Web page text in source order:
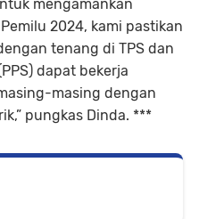
mengamankan
2024, kami pastikan
tenang di TPS dan
dapat bekerja
masing dengan
pungkas Dinda. ***